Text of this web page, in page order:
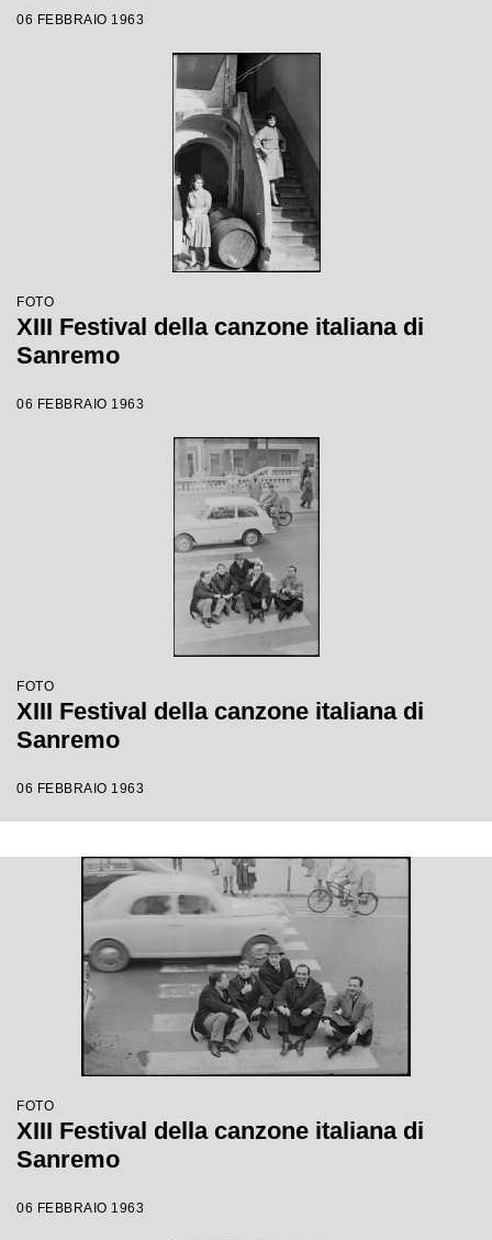
06 FEBBRAIO 1963
FOTO
XIII Festival della canzone italiana di
Sanremo
06 FEBBRAIO 1963
FOTO
XIII Festival della canzone italiana di
Sanremo
06 FEBBRAIO 1963
FOTO
XIII Festival della canzone italiana di
Sanremo
06 FEBBRAIO 1963